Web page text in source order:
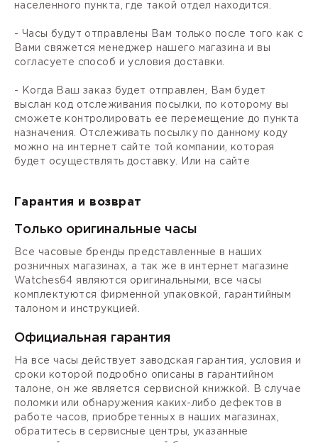
населенного пункта, где такой отдел находится.
- Часы будут отправлены Вам только после того как с
Вами свяжется менеджер нашего магазина и вы
согласуете способ и условия доставки.
- Когда Ваш заказ будет отправлен, Вам будет
выслан код отслеживания посылки, по которому вы
сможете контролировать ее перемещение до пункта
назначения. Отслеживать посылку по данному коду
можно на интернет сайте той компании, которая
будет осуществлять доставку. Или на сайте
Гарантия и возврат
Только оригинальные часы
Все часовые бренды представленные в наших
розничных магазинах, а так же в интернет магазине
Watches64 являются оригинальными, все часы
комплектуются фирменной упаковкой, гарантийным
талоном и инструкцией.
Официальная гарантия
На все часы действует заводская гарантия, условия и
сроки которой подробно описаны в гарантийном
талоне, он же является сервисной книжкой. В случае
поломки или обнаружения каких-либо дефектов в
работе часов, приобретенных в наших магазинах,
обратитесь в сервисные центры, указанные